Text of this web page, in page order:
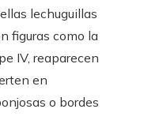
lechuguillas
figuras como la
IV, reaparecen
en
o bordes